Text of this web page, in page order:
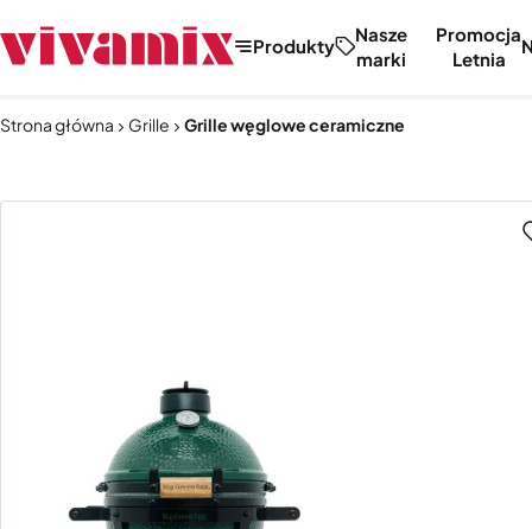
Produkty
Nasze
marki
Promocja
Letnia
Strona główna Grille Grille węglowe ceramiczne